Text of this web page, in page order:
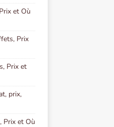
et Où
Prix
Prix et
prix,
Prix et Où